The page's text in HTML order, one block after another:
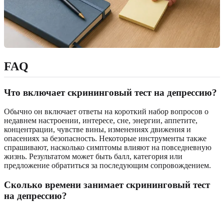
FAQ
Что включает скрининговый тест на депрессию?
Обычно он включает ответы на короткий набор вопросов о
недавнем настроении, интересе, сне, энергии, аппетите,
концентрации, чувстве вины, изменениях движения и
опасениях за безопасность. Некоторые инструменты также
спрашивают, насколько симптомы влияют на повседневную
жизнь. Результатом может быть балл, категория или
предложение обратиться за последующим сопровождением.
Сколько времени занимает скрининговый тест
на депрессию?